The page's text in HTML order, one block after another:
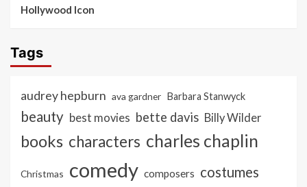
Hollywood Icon
Tags
audrey hepburn ava gardner Barbara Stanwyck
beauty best movies bette davis Billy Wilder
books characters charles chaplin
Christmas comedy composers costumes